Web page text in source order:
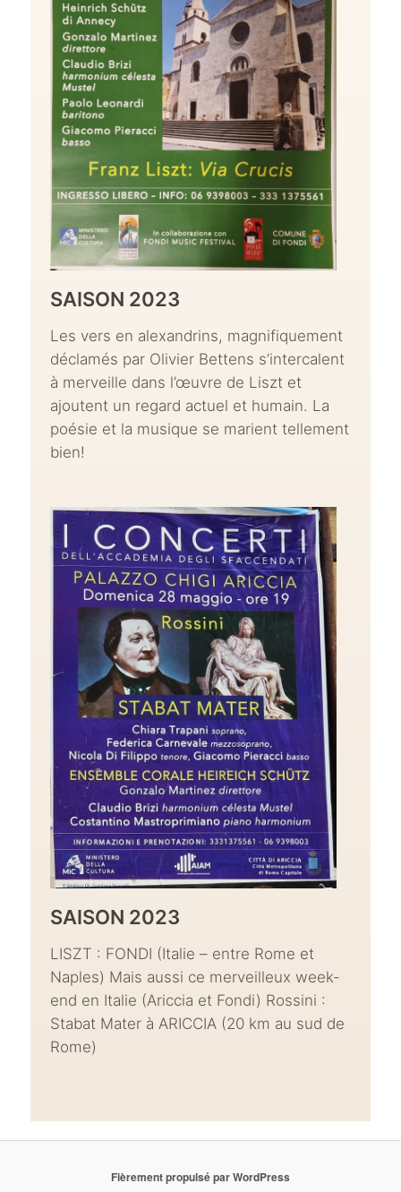
SAISON 2023
Les vers en alexandrins, magnifiquement
déclamés par Olivier Bettens s’intercalent
à merveille dans l’œuvre de Liszt et
ajoutent un regard actuel et humain. La
poésie et la musique se marient tellement
bien!
SAISON 2023
LISZT : FONDI (Italie – entre Rome et
Naples) Mais aussi ce merveilleux week-
end en Italie (Ariccia et Fondi) Rossini :
Stabat Mater à ARICCIA (20 km au sud de
Rome)
Fièrement propulsé par WordPress